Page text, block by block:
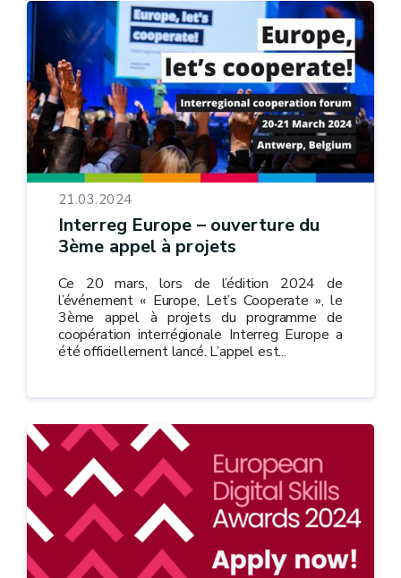
21.03.2024
Interreg Europe – ouverture du
3ème appel à projets
Ce 20 mars, lors de l’édition 2024 de
l’événement « Europe, Let’s Cooperate », le
3ème appel à projets du programme de
coopération interrégionale Interreg Europe a
été officiellement lancé. L’appel est...